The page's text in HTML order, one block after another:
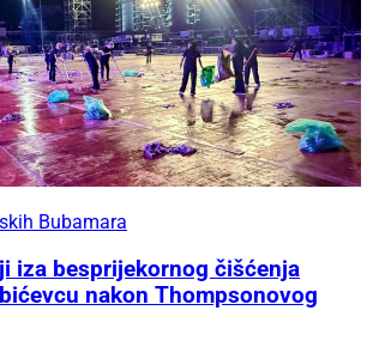
Bubamara
iza besprijekornog čišćenja
nakon Thompsonovog